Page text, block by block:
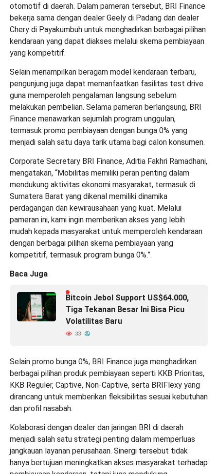
otomotif di daerah. Dalam pameran tersebut, BRI Finance
bekerja sama dengan dealer Geely di Padang dan dealer
Chery di Payakumbuh untuk menghadirkan berbagai pilihan
kendaraan yang dapat diakses melalui skema pembiayaan
yang kompetitif.
Selain menampilkan beragam model kendaraan terbaru,
pengunjung juga dapat memanfaatkan fasilitas test drive
guna memperoleh pengalaman langsung sebelum
melakukan pembelian. Selama pameran berlangsung, BRI
Finance menawarkan sejumlah program unggulan,
termasuk promo pembiayaan dengan bunga 0% yang
menjadi salah satu daya tarik utama bagi calon konsumen.
Corporate Secretary BRI Finance, Aditia Fakhri Ramadhani,
mengatakan, “Mobilitas memiliki peran penting dalam
mendukung aktivitas ekonomi masyarakat, termasuk di
Sumatera Barat yang dikenal memiliki dinamika
perdagangan dan kewirausahaan yang kuat. Melalui
pameran ini, kami ingin memberikan akses yang lebih
mudah kepada masyarakat untuk memperoleh kendaraan
dengan berbagai pilihan skema pembiayaan yang
kompetitif, termasuk program bunga 0%.”.
Baca Juga
Bitcoin Jebol Support US$64.000,
Tiga Tekanan Besar Ini Bisa Picu
Volatilitas Baru
33
Selain promo bunga 0%, BRI Finance juga menghadirkan
berbagai pilihan produk pembiayaan seperti KKB Prioritas,
KKB Reguler, Captive, Non-Captive, serta BRIFlexy yang
dirancang untuk memberikan fleksibilitas sesuai kebutuhan
dan profil nasabah.
Kolaborasi dengan dealer dan jaringan BRI di daerah
menjadi salah satu strategi penting dalam memperluas
jangkauan layanan perusahaan. Sinergi tersebut tidak
hanya bertujuan meningkatkan akses masyarakat terhadap